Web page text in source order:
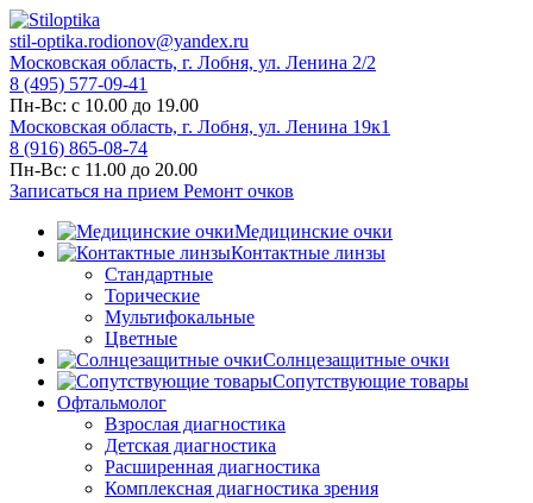
stil-optika.rodionov@yandex.ru
Московская область, г. Лобня, ул. Ленина 2/2
8 (495) 577-09-41
Пн-Вс: с 10.00 до 19.00
Московская область, г. Лобня, ул. Ленина 19к1
8 (916) 865-08-74
Пн-Вс: с 11.00 до 20.00
Записаться на прием Ремонт очков
Медицинские очки
Контактные линзы
Стандартные
Торические
Мультифокальные
Цветные
Солнцезащитные очки
Сопутствующие товары
Офтальмолог
Взрослая диагностика
Детская диагностика
Расширенная диагностика
Комплексная диагностика зрения